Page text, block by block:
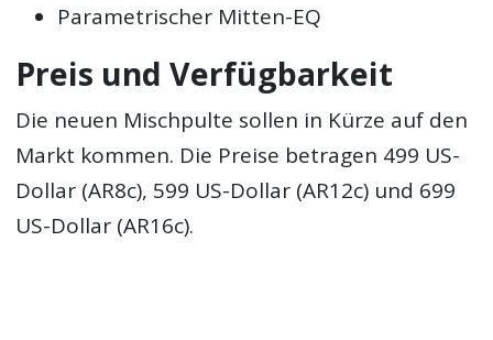
Parametrischer Mitten-EQ
Preis und Verfügbarkeit
Die neuen Mischpulte sollen in Kürze auf den
Markt kommen. Die Preise betragen 499 US-
Dollar (AR8c), 599 US-Dollar (AR12c) und 699
US-Dollar (AR16c).